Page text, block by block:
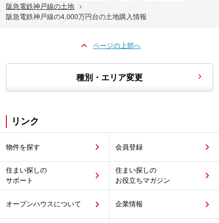
阪急電鉄神戸線の土地
阪急電鉄神戸線の4,000万円台の土地購入情報
ページの上部へ
種別・エリア変更
リンク
物件を探す 会員登録
住まい探しの
サポート
住まい探しの
お役立ちマガジン
オープンハウスについて 企業情報